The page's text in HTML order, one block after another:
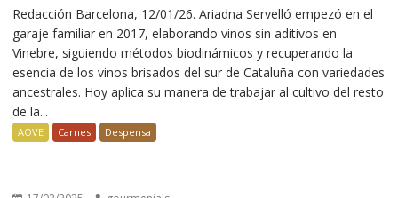
Redacción Barcelona, 12/01/26. Ariadna Servelló empezó en el
garaje familiar en 2017, elaborando vinos sin aditivos en
Vinebre, siguiendo métodos biodinámicos y recuperando la
esencia de los vinos brisados del sur de Cataluña con variedades
ancestrales. Hoy aplica su manera de trabajar al cultivo del resto
de la...
AOVE Carnes Despensa